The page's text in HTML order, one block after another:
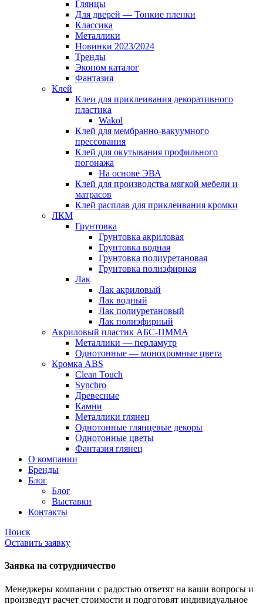
Глянцы
Для дверей — Тонкие пленки
Классика
Металлики
Новинки 2023/2024
Тренды
Эконом каталог
Фантазия
Клей
Клеи для приклеивания декоративного
пластика
Wakol
Клей для мембранно-вакуумного
прессования
Клей для окутывания профильного
погонажа
На основе ЭВА
Клей для производства мягкой мебели и
матрасов
Клей расплав для приклеивания кромки
ЛКМ
Грунтовка
Грунтовка акриловая
Грунтовка водная
Грунтовка полиуретановая
Грунтовка полиэфирная
Лак
Лак акриловый
Лак водный
Лак полиуретановый
Лак полиэфирный
Акриловый пластик АБС-ПММА
Металлики — перламутр
Однотонные — монохромные цвета
Кромка ABS
Clean Touch
Synchro
Древесные
Камни
Металлики глянец
Однотонные глянцевые декоры
Однотонные цветы
Фантазия глянец
О компании
Бренды
Блог
Блог
Выставки
Контакты
Поиск
Оставить заявку
Заявка на сотрудничество
Менеджеры компании с радостью ответят на ваши вопросы и
произведут расчет стоимости и подготовят индивидуальное